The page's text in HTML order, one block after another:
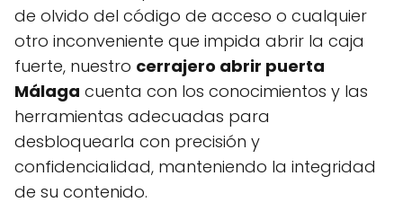
de olvido del código de acceso o cualquier
otro inconveniente que impida abrir la caja
fuerte, nuestro cerrajero abrir puerta
Málaga cuenta con los conocimientos y las
herramientas adecuadas para
desbloquearla con precisión y
confidencialidad, manteniendo la integridad
de su contenido.